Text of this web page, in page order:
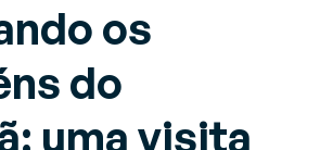
os
do
uma visita